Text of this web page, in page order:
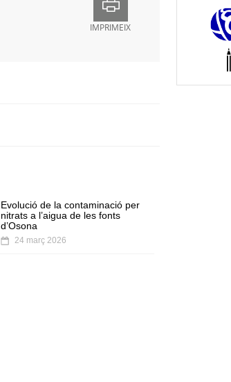
IMPRIMEIX
Evolució de la contaminació per
nitrats a l’aigua de les fonts
d’Osona
24 març 2026